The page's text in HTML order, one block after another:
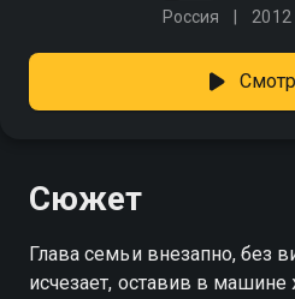
Россия 2012
Сюжет
Глава семьи внезапно, без
исчезает, оставив в